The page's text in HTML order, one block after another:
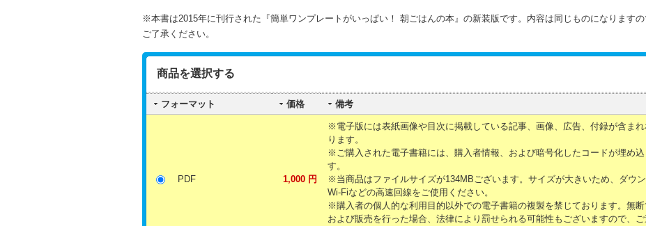
※本書は2015年に刊行された『簡単ワンプレートがいっぱい！ 朝ごはんの本』の新装版です。内容は同じものになります
ご了承ください。
商品を選択する
フォーマット 価格 備考
PDF 1,000 円
※電子版には表紙画像や目次に掲載している記事、画像、広告、付録が含ま
ります。
※ご購入された電子書籍には、購入者情報、および暗号化したコードが埋め込
す。
※当商品はファイルサイズが134MBございます。サイズが大きいため、ダウ
Wi-Fiなどの高速回線をご使用ください。
※購入者の個人的な利用目的以外での電子書籍の複製を禁じております。無
および販売を行った場合、法律により罰せられる可能性もございますので、ご